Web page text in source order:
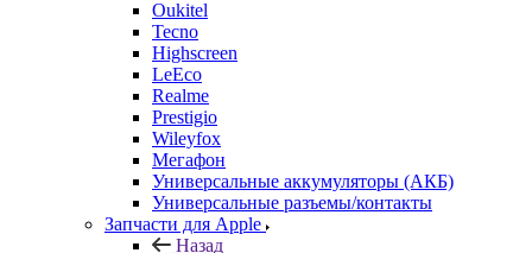
Oukitel
Tecno
Highscreen
LeEco
Realme
Prestigio
Wileyfox
Мегафон
Универсальные аккумуляторы (АКБ)
Универсальные разъемы/контакты
Запчасти для Apple
Назад